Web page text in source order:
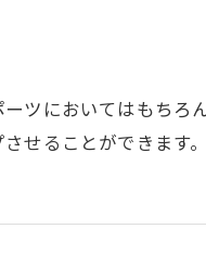
ツにおいてはもち
せることができます